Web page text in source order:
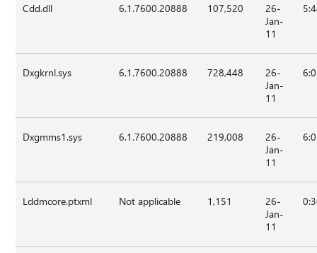
Cdd.dll 6.1.7600.20888 107,520
26-
Jan-
11
Dxgkrnl.sys 6.1.7600.20888 728,448
26-
Jan-
11
Dxgmms1.sys 6.1.7600.20888 219,008
26-
Jan-
11
Lddmcore.ptxml Not applicable 1,151
26-
Jan-
11